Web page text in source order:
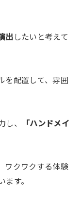
出したいと考えて
を配置して、雰囲
、
「ハンドメイ
ワクワクする体験
す。